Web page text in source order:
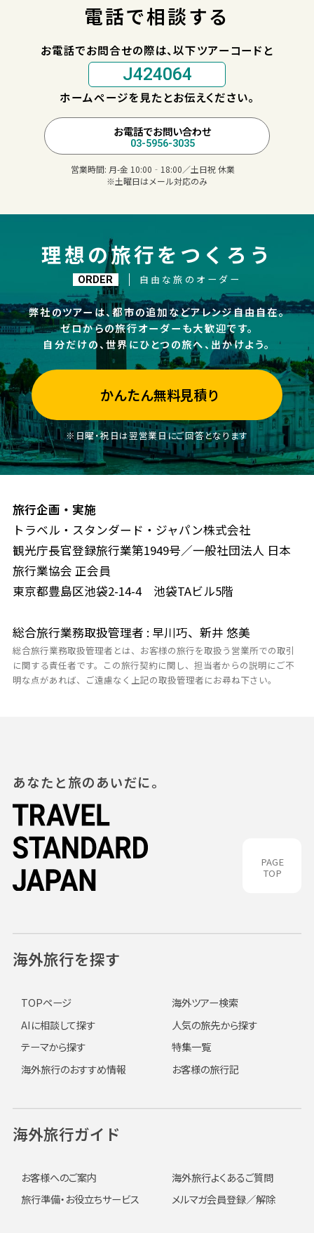
電話で相談する
お電話でお問合せの際は、以下ツアーコードと
J424064
ホームページを見たとお伝えください。
お電話でお問い合わせ
03-5956-3035
営業時間: 月-金 10:00‐18:00／土日祝 休業
※土曜日はメール対応のみ
理想の旅行をつくろう
ORDER 自由な旅のオーダー
弊社のツアーは、都市の追加などアレンジ自由自在。
ゼロからの旅行オーダーも大歓迎です。
自分だけの、世界にひとつの旅へ、出かけよう。
かんたん無料見積り
※日曜・祝日は翌営業日にご回答となります
旅行企画・実施
トラベル・スタンダード・ジャパン株式会社
観光庁長官登録旅行業第1949号／一般社団法人 日本
旅行業協会 正会員
東京都豊島区池袋2-14-4 池袋TAビル5階
総合旅行業務取扱管理者 : 早川巧、新井 悠美
総合旅行業務取扱管理者とは、お客様の旅行を取扱う営業所での取引
に関する責任者です。この旅行契約に関し、担当者からの説明にご不
明な点があれば、ご遠慮なく上記の取扱管理者にお尋ね下さい。
PAGE
TOP
あなたと旅のあいだに。
海外旅行を探す
TOPページ
海外ツアー検索
AIに相談して探す
人気の旅先から探す
テーマから探す
特集一覧
海外旅行のおすすめ情報
お客様の旅行記
海外旅行ガイド
お客様へのご案内
海外旅行よくあるご質問
旅行準備・お役立ちサービス
メルマガ会員登録／解除